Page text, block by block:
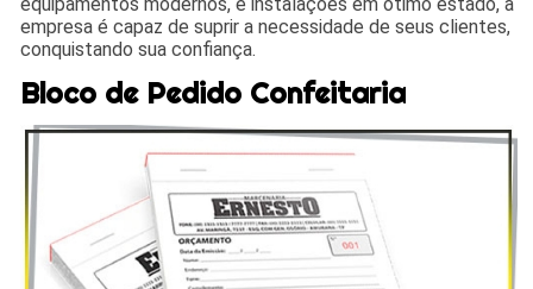
empresa é capaz de suprir a necessidade de seus clientes,
conquistando sua confiança.
Bloco de Pedido Confeitaria